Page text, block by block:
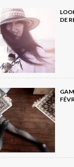
DE